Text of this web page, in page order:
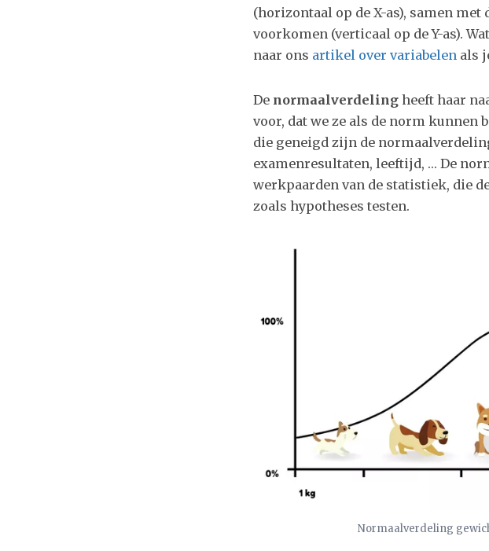
(horizontaal op de X-as), samen met
voorkomen (verticaal op de Y-as).
naar ons artikel over variabelen als
De normaalverdeling heeft haar
voor, dat we ze als de norm kunnen
die geneigd zijn de
examenresultaten, leeftijd, … De
werkpaarden van de statistiek, die
zoals hypotheses testen.
Normaalverdeling